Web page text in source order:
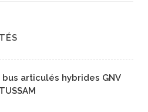
articulés hybrides GNV